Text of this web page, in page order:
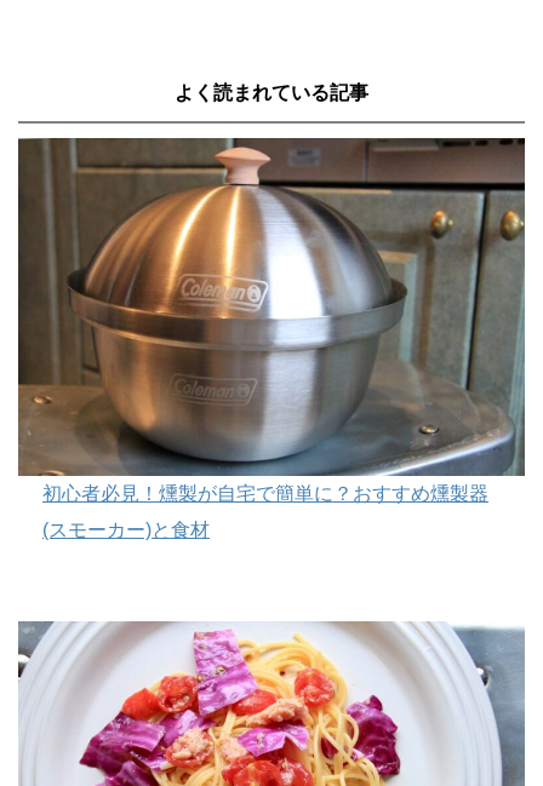
よく読まれている記事
初心者必見！燻製が自宅で簡単に？おすすめ燻製器
(スモーカー)と食材